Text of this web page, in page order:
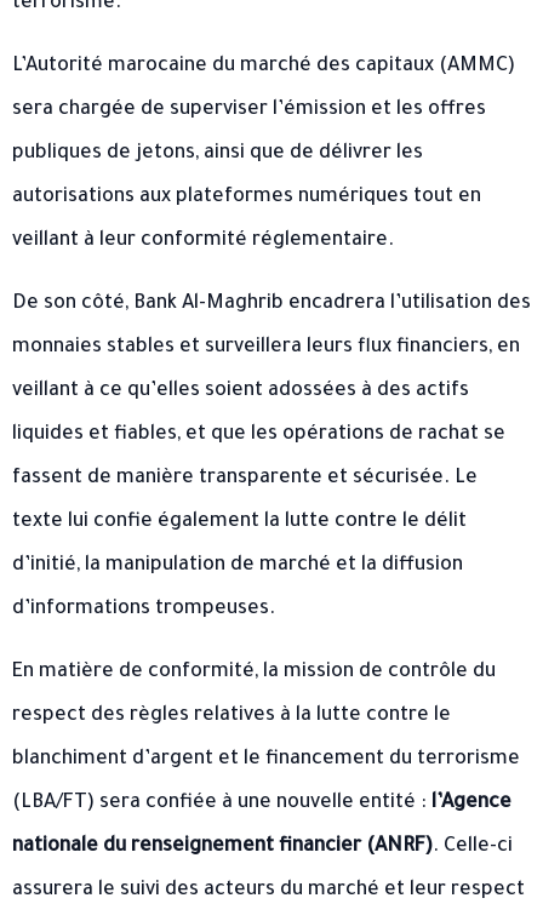
L’Autorité marocaine du marché des capitaux (AMMC)
sera chargée de superviser l’émission et les offres
publiques de jetons, ainsi que de délivrer les
autorisations aux plateformes numériques tout en
veillant à leur conformité réglementaire.
De son côté, Bank Al-Maghrib encadrera l’utilisation des
monnaies stables et surveillera leurs flux financiers, en
veillant à ce qu’elles soient adossées à des actifs
liquides et fiables, et que les opérations de rachat se
fassent de manière transparente et sécurisée. Le
texte lui confie également la lutte contre le délit
d’initié, la manipulation de marché et la diffusion
d’informations trompeuses.
En matière de conformité, la mission de contrôle du
respect des règles relatives à la lutte contre le
blanchiment d’argent et le financement du terrorisme
(LBA/FT) sera confiée à une nouvelle entité : l’Agence
nationale du renseignement financier (ANRF). Celle-ci
assurera le suivi des acteurs du marché et leur respect